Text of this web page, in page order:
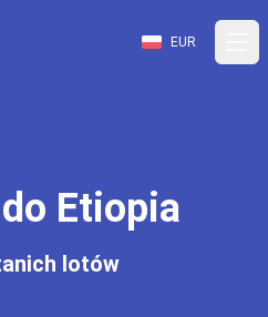
EUR
Etiopia
lotów